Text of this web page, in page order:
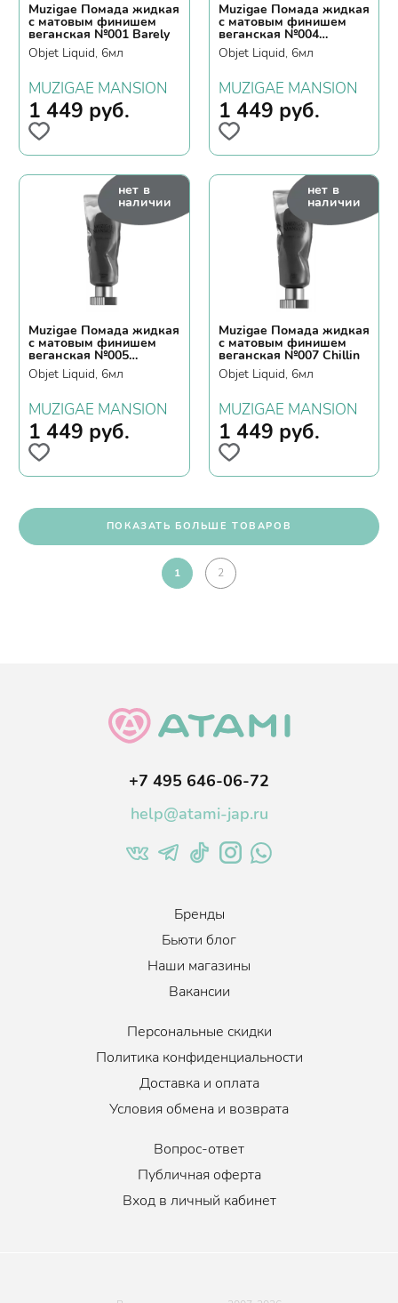
Muzigae Помада жидкая
с матовым финишем
веганская №001 Barely
Objet Liquid, 6мл
MUZIGAE MANSION
1 449 руб.
Muzigae Помада жидкая
с матовым финишем
веганская №004
Affection
Objet Liquid, 6мл
MUZIGAE MANSION
1 449 руб.
нет в
наличии
Muzigae Помада жидкая
с матовым финишем
веганская №005
Stunning
Objet Liquid, 6мл
MUZIGAE MANSION
1 449 руб.
нет в
наличии
Muzigae Помада жидкая
с матовым финишем
веганская №007 Chillin
Objet Liquid, 6мл
MUZIGAE MANSION
1 449 руб.
ПОКАЗАТЬ БОЛЬШЕ ТОВАРОВ
1 2
+7 495 646-06-72
help@atami-jap.ru
Бренды
Бьюти блог
Наши магазины
Вакансии
Персональные скидки
Политика конфиденциальности
Доставка и оплата
Условия обмена и возврата
Вопрос-ответ
Публичная оферта
Вход в личный кабинет